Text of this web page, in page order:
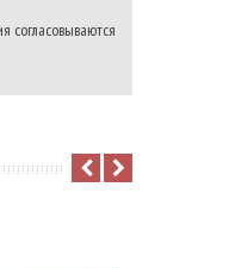
согласовываются